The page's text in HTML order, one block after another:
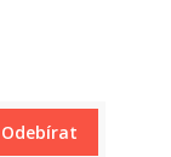
Odebírat